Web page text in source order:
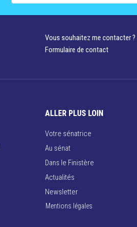
Vous souhaitez me contacter ?
Formulaire de contact
ALLER PLUS LOIN
Votre sénatrice
Au sénat
Dans le Finistère
Actualités
Newsletter
Mentions légales